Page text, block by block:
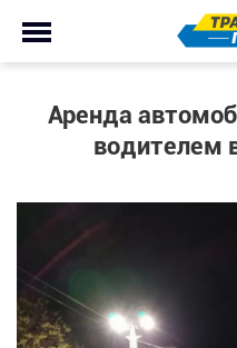
Аренда
водителем